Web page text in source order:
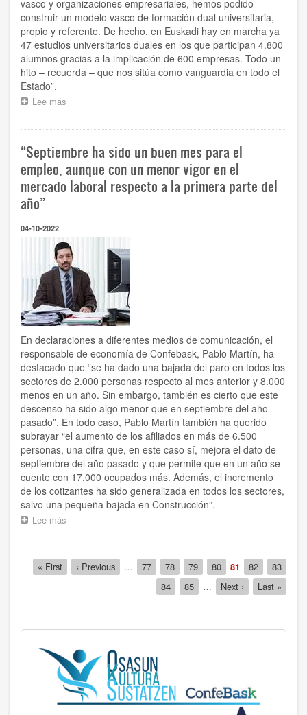
vasco y organizaciones empresariales, hemos podido
construir un modelo vasco de formación dual universitaria,
propio y referente. De hecho, en Euskadi hay en marcha ya
47 estudios universitarios duales en los que participan 4.800
alumnos gracias a la implicación de 600 empresas. Todo un
hito – recuerda – que nos sitúa como vanguardia en todo el
Estado”.
Lee más
modelo
de
formación
y
referente
en
todo
el
Estado
en
el
que
participan
ya
600
empresas”
“Septiembre ha sido un buen mes para el
empleo, aunque con un menor vigor en el
mercado laboral respecto a la primera parte del
año”
04-10-2022
En declaraciones a diferentes medios de comunicación, el
responsable de economía de Confebask, Pablo Martín, ha
destacado que “se ha dado una bajada del paro en todos los
sectores de 2.000 personas respecto al mes anterior y 8.000
menos en un año. Sin embargo, también es cierto que este
descenso ha sido algo menor que en septiembre del año
pasado”. En todo caso, Pablo Martín también ha querido
subrayar “el aumento de los afiliados en más de 6.500
personas, una cifra que, en este caso sí, mejora el dato de
septiembre del año pasado y que permite que en un año se
cuente con 17.000 ocupados más. Además, el incremento
de los cotizantes ha sido generalizada en todos los sectores,
salvo una pequeña bajada en Construcción”.
Lee más
sido
empleo,
con
un
menor
vigor
en
Paginación
Primera
página
« First
Página
anterior
‹ Previous … Página
77 Página
78 Página
79 Página
80
Página
actual
81 Página
82 Página
83
Página
84 Página
85 …
Siguiente
página
Next ›
Última
página
Last »